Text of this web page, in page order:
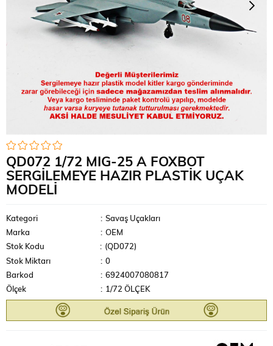
QD072 1/72 MIG-25 A FOXBOT
SERGILEMEYE HAZIR PLASTIK UÇAK
MODELI
Kategori : Savaş Uçakları
Marka
: OEM
Stok Kodu
(QD072)
Stok Miktarı
: 0
Barkod
: 6924007080817
Ölçek
: 1/72 ÖLÇEK